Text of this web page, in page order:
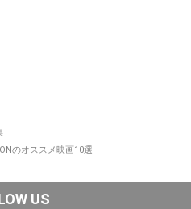
のオススメ映画10選
US